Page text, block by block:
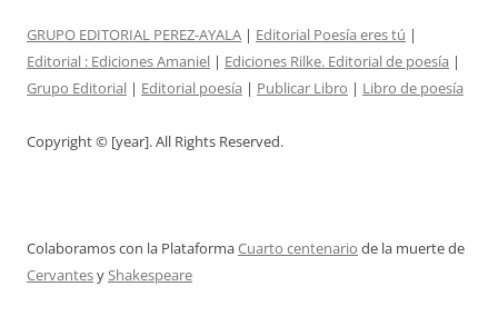
GRUPO EDITORIAL PEREZ-AYALA | Editorial Poesía eres tú |
Editorial : Ediciones Amaniel | Ediciones Rilke. Editorial de poesía |
Grupo Editorial | Editorial poesía | Publicar Libro | Libro de poesía
Copyright © [year]. All Rights Reserved.
Colaboramos con la PlataformaCuarto centenario de la muerte de
CervantesyShakespeare